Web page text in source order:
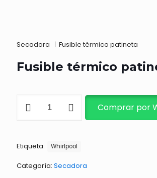
Secadora | Fusible térmico patineta
Fusible térmico
térmico
Comprar por
Etiqueta: Whirlpool
Categoría: Secadora